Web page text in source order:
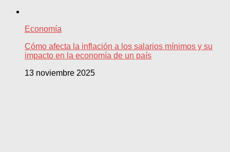
Economía
Cómo afecta la inflación a los salarios mínimos y su
impacto en la economía de un país
13 noviembre 2025